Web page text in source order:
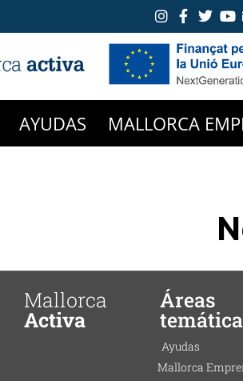
AYUDAS MALLORCA
Mallorca
Activa
Áreas
Ayudas
Mallorca